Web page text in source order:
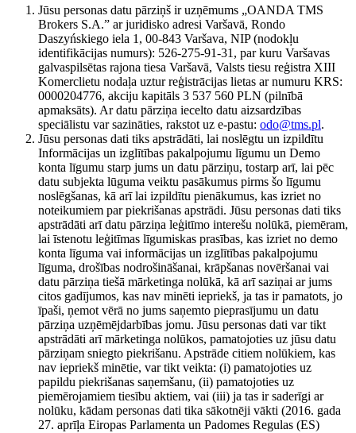
Jūsu personas datu pārziņš ir uzņēmums „OANDA TMS
Brokers S.A.” ar juridisko adresi Varšavā, Rondo
Daszyńskiego iela 1, 00-843 Varšava, NIP (nodokļu
identifikācijas numurs): 526-275-91-31, par kuru Varšavas
galvaspilsētas rajona tiesa Varšavā, Valsts tiesu reģistra XIII
Komerclietu nodaļa uztur reģistrācijas lietas ar numuru KRS:
0000204776, akciju kapitāls 3 537 560 PLN (pilnībā
apmaksāts). Ar datu pārziņa iecelto datu aizsardzības
speciālistu var sazināties, rakstot uz e-pastu: odo@tms.pl.
Jūsu personas dati tiks apstrādāti, lai noslēgtu un izpildītu
Informācijas un izglītības pakalpojumu līgumu un Demo
konta līgumu starp jums un datu pārziņu, tostarp arī, lai pēc
datu subjekta lūguma veiktu pasākumus pirms šo līgumu
noslēgšanas, kā arī lai izpildītu pienākumus, kas izriet no
noteikumiem par piekrišanas apstrādi. Jūsu personas dati tiks
apstrādāti arī datu pārziņa leģitīmo interešu nolūkā, piemēram,
lai īstenotu leģitīmas līgumiskas prasības, kas izriet no demo
konta līguma vai informācijas un izglītības pakalpojumu
līguma, drošības nodrošināšanai, krāpšanas novēršanai vai
datu pārziņa tiešā mārketinga nolūkā, kā arī saziņai ar jums
citos gadījumos, kas nav minēti iepriekš, ja tas ir pamatots, jo
īpaši, ņemot vērā no jums saņemto pieprasījumu un datu
pārziņa uzņēmējdarbības jomu. Jūsu personas dati var tikt
apstrādāti arī mārketinga nolūkos, pamatojoties uz jūsu datu
pārziņam sniegto piekrišanu. Apstrāde citiem nolūkiem, kas
nav iepriekš minētie, var tikt veikta: (i) pamatojoties uz
papildu piekrišanas saņemšanu, (ii) pamatojoties uz
piemērojamiem tiesību aktiem, vai (iii) ja tas ir saderīgi ar
nolūku, kādam personas dati tika sākotnēji vākti (2016. gada
27. aprīļa Eiropas Parlamenta un Padomes Regulas (ES)